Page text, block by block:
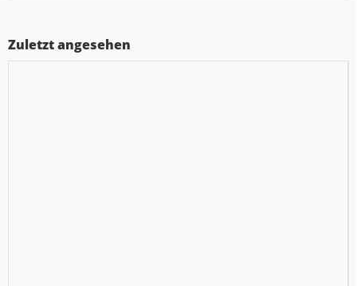
Zuletzt angesehen